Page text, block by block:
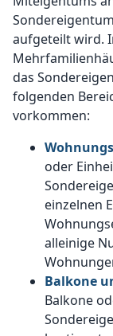
aufgeteilt wird.
das
folgenden
vorkommen:
oder
einzelnen
alleinige
Balkone
Balkone